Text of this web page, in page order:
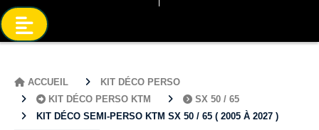
ACCUEIL
KIT DÉCO PERSO
KIT DÉCO PERSO KTM
SX 50 / 65
KIT DÉCO SEMI-PERSO KTM SX 50 / 65 ( 2005 À 2027 )